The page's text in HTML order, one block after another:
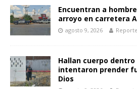
k p er
Encuentran a
arroyo en carretera
agosto 9, 2026
Hallan cuerpo
intentaron prender
Dios